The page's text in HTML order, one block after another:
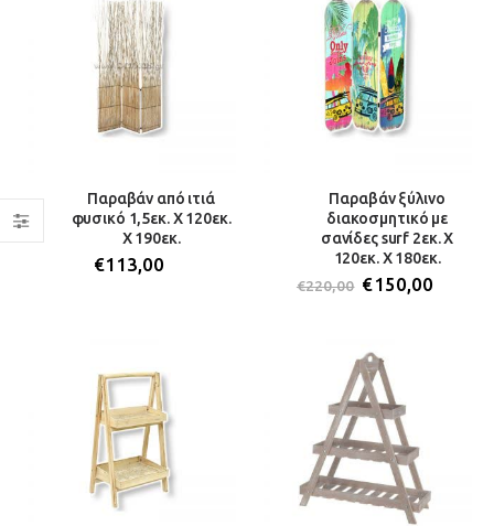
Παραβάν από ιτιά
φυσικό 1,5εκ. Χ 120εκ.
Χ 190εκ.
€113,00
Παραβάν ξύλινο
διακοσμητικό με
σανίδες surf 2εκ. Χ
120εκ. Χ 180εκ.
€220,00 €150,00